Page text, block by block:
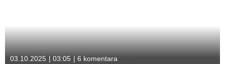
03.10.2025 | 03:05 | 6 komentara